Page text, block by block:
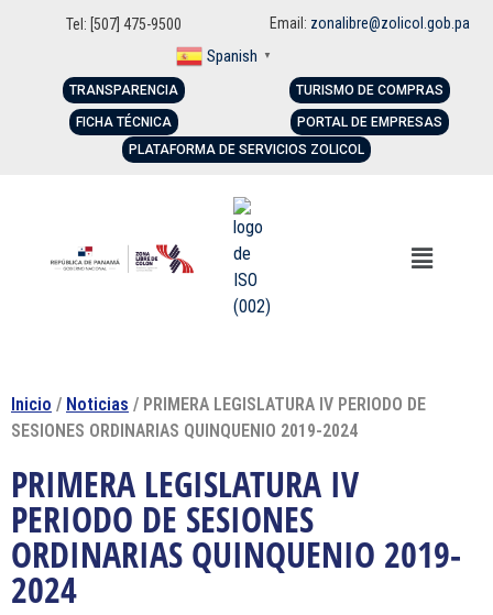
Tel: [507] 475-9500 Email: zonalibre@zolicol.gob.pa
Spanish ▼
TRANSPARENCIA
FICHA TÉCNICA
TURISMO DE COMPRAS
PORTAL DE EMPRESAS
PLATAFORMA DE SERVICIOS ZOLICOL
Inicio / Noticias / PRIMERA LEGISLATURA IV PERIODO DE
SESIONES ORDINARIAS QUINQUENIO 2019-2024
PRIMERA LEGISLATURA IV
PERIODO DE SESIONES
ORDINARIAS QUINQUENIO 2019-
2024